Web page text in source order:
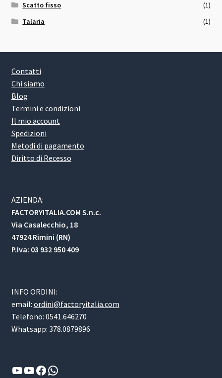
Scatto fisso
(1)
Talaria
(1)
Contatti
Chi siamo
Blog
Termini e condizioni
Il mio account
Spedizioni
Metodi di pagamento
Diritto di Recesso
AZIENDA:
FACTORYITALIA.COM S.n.c.
Via Casalecchio, 18
47924 Rimini (RN)
P.Iva: 03 932 950 409
INFO ORDINI:
email: ordini@factoryitalia.com
Telefono: 0541.646270
Whatsapp: 378.0879896
YouTube
YouTube
Facebook
WhatsApp